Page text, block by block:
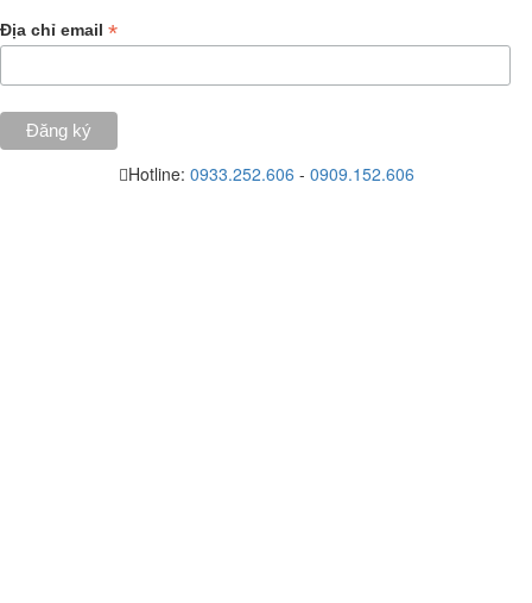
Địa chỉ email *
Hotline: 0933.252.606 - 0909.152.606